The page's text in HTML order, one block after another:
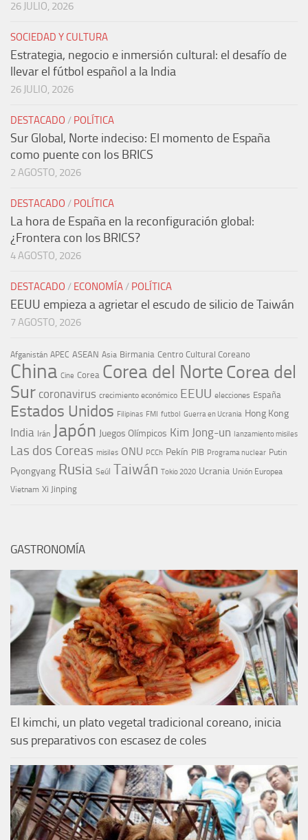
26 JULIO, 2026
SOCIEDAD Y CULTURA
Estrategia, negocio e inmersión cultural: el desafío de
llevar el fútbol español a la India
26 JULIO, 2026
DESTACADO / POLÍTICA
Sur Global, Norte indeciso: El momento de España
como puente con los BRICS
2 AGOSTO, 2026
DESTACADO / POLÍTICA
La hora de España en la reconfiguración global:
¿Frontera con los BRICS?
4 AGOSTO, 2026
DESTACADO / ECONOMÍA/ POLÍTICA
EEUU empieza a agrietar el escudo de silicio de Taiwán
7 AGOSTO, 2026
Afganistán APEC ASEAN Asia Birmania Centro Cultural Coreano
China Cine Corea Corea del NorteCorea del
Sur coronavirus crecimiento económico EEUU elecciones España
Estados Unidos Filipinas FMI futbol Guerra en Ucrania Hong Kong
India Irán Japón Juegos Olímpicos Kim Jong-un lanzamiento misiles
Las dos Coreas misiles ONU PCCh Pekín PIB Programa nuclear Putin
Pyongyang Rusia Seúl Taiwán Tokio 2020 Ucrania Unión Europea
Vietnam Xi Jinping
GASTRONOMÍA
El kimchi, un plato vegetal tradicional coreano, inicia
sus preparativos con escasez de coles